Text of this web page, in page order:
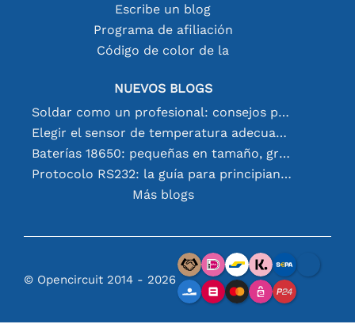
Escribe un blog
Programa de afiliación
Código de color de la
NUEVOS BLOGS
Soldar como un profesional: consejos para conexiones electrónicas perfectas
Elegir el sensor de temperatura adecuado [youtube]
Baterías 18650: pequeñas en tamaño, grandes en rendimiento
Protocolo RS232: la guía para principiantes
Más blogs
© Opencircuit 2014 - 2026